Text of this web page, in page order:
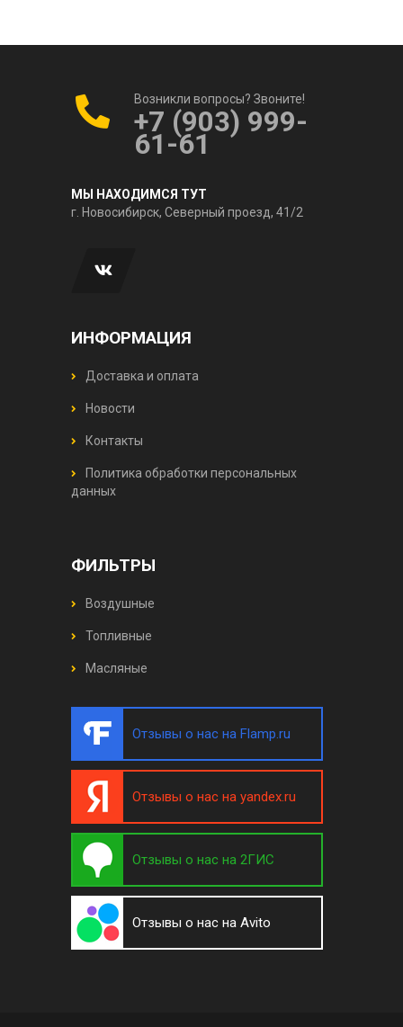
Возникли вопросы? Звоните!
+7 (903) 999-
61-61
МЫ НАХОДИМСЯ ТУТ
г. Новосибирск, Северный проезд, 41/2
ИНФОРМАЦИЯ
Доставка и оплата
Новости
Контакты
Политика обработки персональных
данных
ФИЛЬТРЫ
Воздушные
Топливные
Масляные
Отзывы о нас на Flamp.ru
Отзывы о нас на yandex.ru
Отзывы о нас на 2ГИС
Отзывы о нас на Avito